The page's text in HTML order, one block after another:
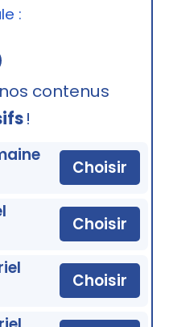
:
contenus
!
Choisir
Choisir
Choisir